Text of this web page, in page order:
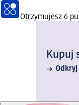
Otrzymujesz 6
Kupuj
Odkryj